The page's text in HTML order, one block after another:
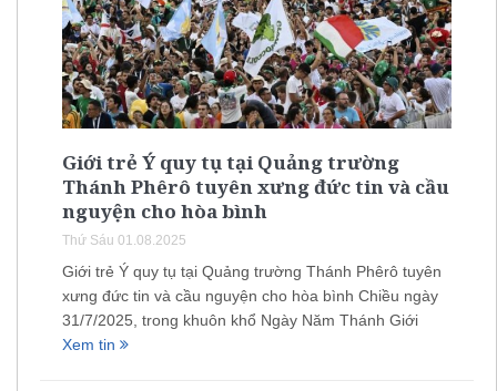
Giới trẻ Ý quy tụ tại Quảng trường
Thánh Phêrô tuyên xưng đức tin và cầu
nguyện cho hòa bình
Thứ Sáu 01.08.2025
Giới trẻ Ý quy tụ tại Quảng trường Thánh Phêrô tuyên
xưng đức tin và cầu nguyện cho hòa bình Chiều ngày
31/7/2025, trong khuôn khổ Ngày Năm Thánh Giới
Xem tin